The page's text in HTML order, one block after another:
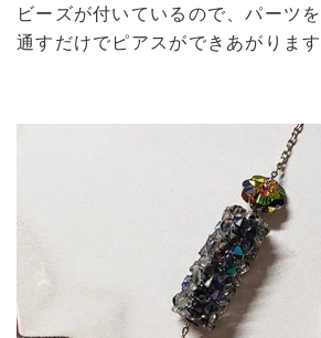
ビーズが付いているので、パーツ
通すだけでピアスができあがります